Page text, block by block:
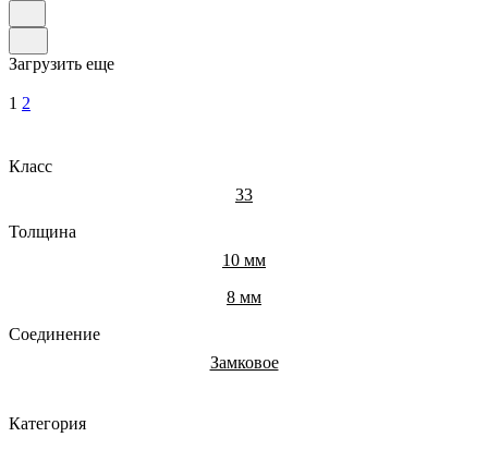
Загрузить еще
1 2
Класс
33
Толщина
10 мм
8 мм
Соединение
Замковое
Категория